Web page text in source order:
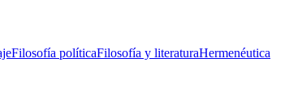
Filosofía políticaFilosofía y literaturaHermenéutica